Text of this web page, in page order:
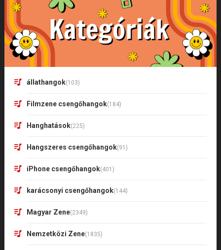
állathangok(103)
Filmzene csengőhangok(184)
Hanghatások(225)
Hangszeres csengőhangok(91)
iPhone csengőhangok(401)
karácsonyi csengőhangok(144)
Magyar Zene(2349)
Nemzetközi Zene(1835)